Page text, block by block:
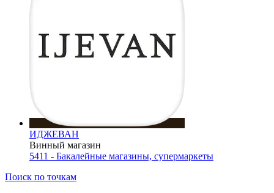
ИДЖЕВАН
Винный магазин
5411 - Бакалейные магазины, супермаркеты
Поиск по точкам